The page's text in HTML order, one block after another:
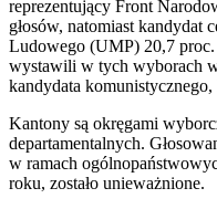
reprezentujący Front
głosów, natomiast kandydat
Ludowego (UMP) 20,7
wystawili w tych wyborach
kandydata komunistycznego,
Kantony są okręgami
departamentalnych.
w ramach
roku, zostało unieważnione.